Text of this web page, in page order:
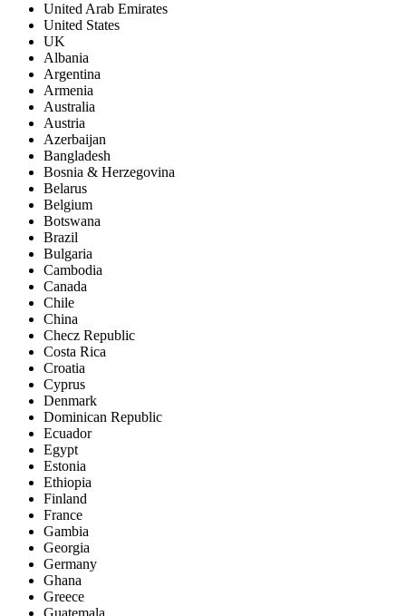
United Arab Emirates
United States
UK
Albania
Argentina
Armenia
Australia
Austria
Azerbaijan
Bangladesh
Bosnia & Herzegovina
Belarus
Belgium
Botswana
Brazil
Bulgaria
Cambodia
Canada
Chile
China
Checz Republic
Costa Rica
Croatia
Cyprus
Denmark
Dominican Republic
Ecuador
Egypt
Estonia
Ethiopia
Finland
France
Gambia
Georgia
Germany
Ghana
Greece